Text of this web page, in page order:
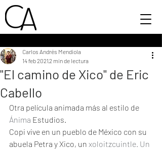
"El camino de Xico" de Eric
Cabello
Carlos Andrés Mendiola
14 feb 20212 min de lectura
Otra película animada más al estilo de
Ánima Estudios.
Copi vive en un pueblo de México con su
abuela Petra y Xico, un xoloitzcuintle. Un